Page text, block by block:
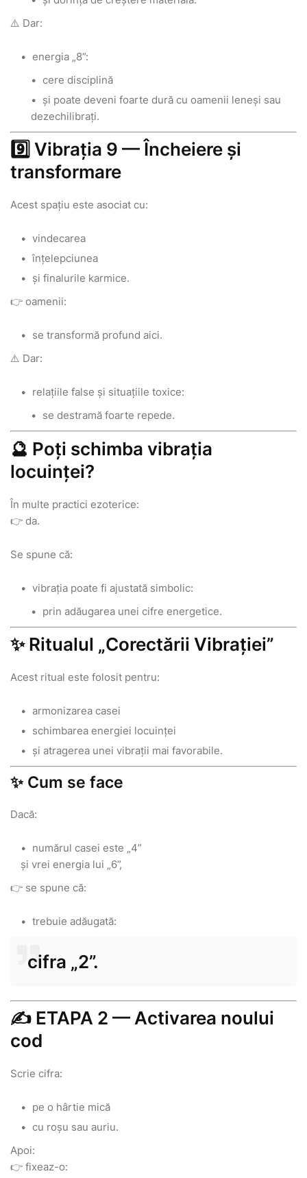
⚠️ Dar:
energia „8”:
cere disciplină
și poate deveni foarte dură cu oamenii leneși sau
dezechilibrați.
9️⃣ Vibrația 9 — Încheiere și
transformare
Acest spațiu este asociat cu:
vindecarea
înțelepciunea
și finalurile karmice.
👉 oamenii:
se transformă profund aici.
⚠️ Dar:
relațiile false și situațiile toxice:
se destramă foarte repede.
🔮 Poți schimba vibrația
locuinței?
În multe practici ezoterice:
👉 da.
Se spune că:
vibrația poate fi ajustată simbolic:
prin adăugarea unei cifre energetice.
✨ Ritualul „Corectării Vibrației”
Acest ritual este folosit pentru:
armonizarea casei
schimbarea energiei locuinței
și atragerea unei vibrații mai favorabile.
✨ Cum se face
Dacă:
numărul casei este „4”
și vrei energia lui „6”,
👉 se spune că:
trebuie adăugată:
cifra „2”.
✍️ ETAPA 2 — Activarea noului
cod
Scrie cifra:
pe o hârtie mică
cu roșu sau auriu.
Apoi:
👉 fixeaz-o: